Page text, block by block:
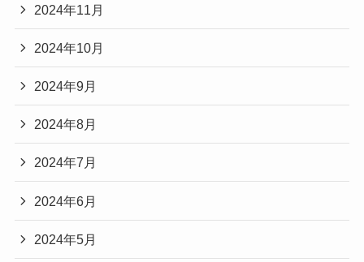
2024年11月
2024年10月
2024年9月
2024年8月
2024年7月
2024年6月
2024年5月